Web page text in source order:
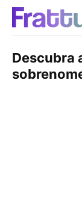
Descubra